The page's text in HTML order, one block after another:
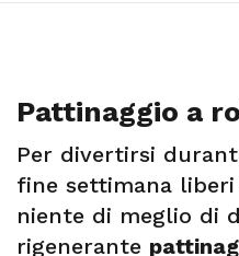
Pattinaggio a
Per divertirsi
fine settimana liberi
niente di meglio di
rigenerante